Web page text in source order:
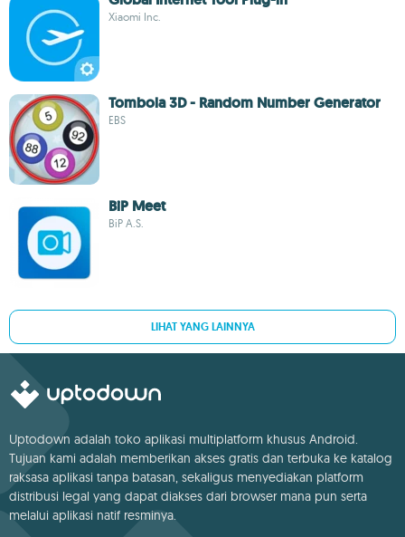
Xiaomi Inc.
Tombola 3D - Random Number Generator
EBS
BiP Meet
BiP A.S.
LIHAT YANG LAINNYA
Uptodown adalah toko aplikasi multiplatform khusus Android.
Tujuan kami adalah memberikan akses gratis dan terbuka ke katalog
raksasa aplikasi tanpa batasan, sekaligus menyediakan platform
distribusi legal yang dapat diakses dari browser mana pun serta
melalui aplikasi natif resminya.